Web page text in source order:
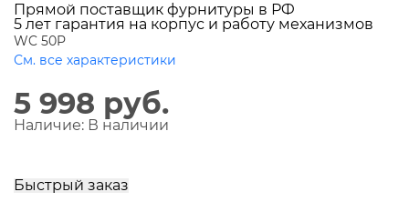
Прямой поставщик фурнитуры в РФ
5 лет гарантия на корпус и работу механизмов
WC 50P
См. все характеристики
5 998 руб.
Наличие: В наличии
Быстрый заказ